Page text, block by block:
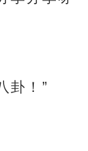
卦！”